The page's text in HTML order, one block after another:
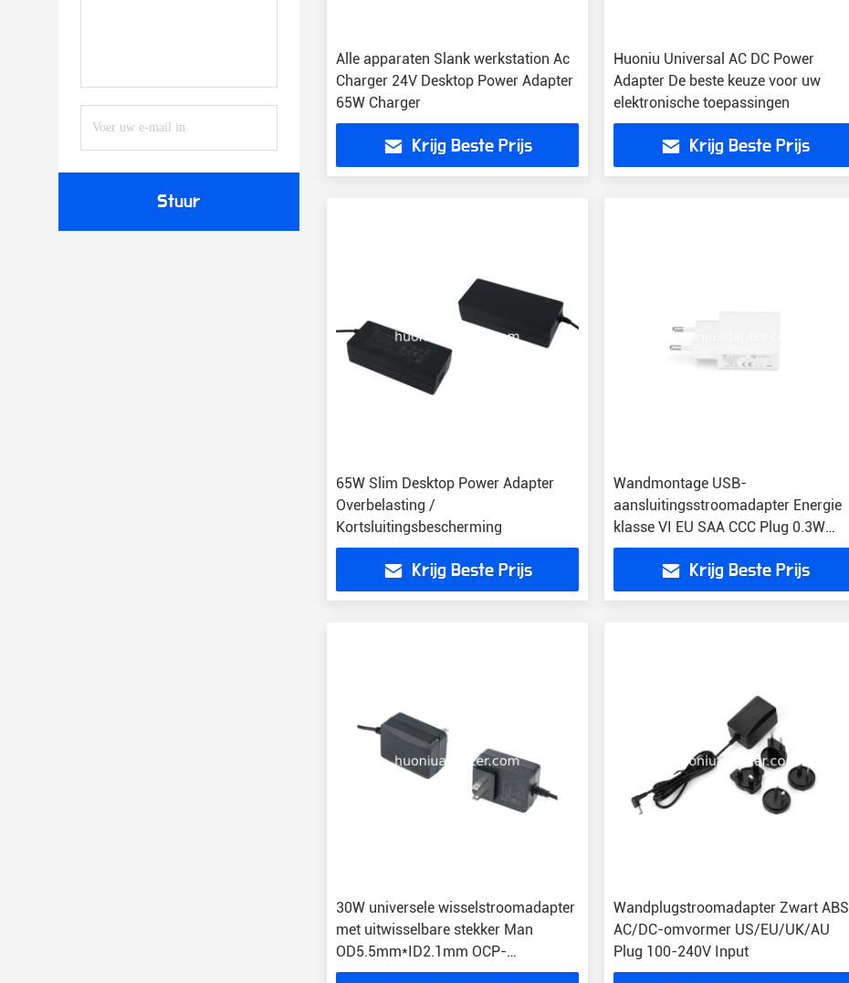
Stuur
Alle apparaten Slank werkstation Ac
Charger 24V Desktop Power Adapter
65W Charger
Krijg Beste Prijs
Huoniu Universal AC DC Power
Adapter De beste keuze voor uw
elektronische toepassingen
Krijg Beste Prijs
65W Slim Desktop Power Adapter
Overbelasting /
Kortsluitingsbescherming
Krijg Beste Prijs
Wandmontage USB-
aansluitingsstroomadapter Energie
klasse VI EU SAA CCC Plug 0.3W
MAX Standby-stroomadapter
Krijg Beste Prijs
30W universele wisselstroomadapter
met uitwisselbare stekker Man
OD5.5mm*ID2.1mm OCP-
bescherming
Wandplugstroomadapter Zwart ABS
AC/DC-omvormer US/EU/UK/AU
Plug 100-240V Input